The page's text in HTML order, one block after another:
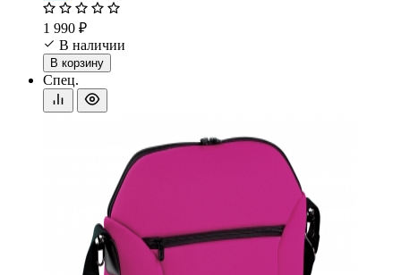
1 990 ₽
В наличии
В корзину
Спец.